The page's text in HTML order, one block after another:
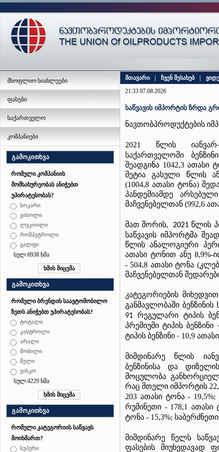
მსოფლიო სიახლეები
ფასები
საქართველო
კომპანიები
გამოკითხვა
რომელი კომპანიის
მომსახურეობას ანიჭებთ
უპირატესობას?
სოკარი
ვისოლი
ლუკოილი
რომპეტროლი
გალფი
სულ:6938 ხმა
გამოკითხვა
რომელი ბრენდის საავტომობილო
ზეთს ანიჭებთ უპირატესობას?
ტოტალი
კასტროლი
არალი
მობილი
შელი
ვისკო
სულ:4229 ხმა
გამოკითხვა
რომელი კატეგორიის საწვავს
მოიხმართ?
სუპერი
მთავარი ჩვენ შესახებ
21:33 07.08.2026
საწვავის იმპორტის ზრდა
ნავთობპროდუქტების
2021 წლის იანვარ-
საქართველოში
შეადგინა 1042,3 ათასი
მეტია გასული წლის
(1004,8 ათასი ტონა)
პანდემიამდე
მაჩვენებელთან (992,6
მათ შორის, 2021 წლის
საწვავის იმპორტმა
წლის ანალოგიური
ათასი ტონით ანუ 8,9%-
- 504,8 ათასი ტონა
მაჩვენებელთან
კატეგორიების მიხედვით
განმავლობაში ბენზინის
91რეგულარი ტიპის
პრემიუმი ტიპის ბენზინი
ტიპის ბენზინი - 10,9
მიმდინარე წლის
ბენზინისა და
მოცულობა
რაც მთელი იმპორტის
203 ათასი ტონა - 19,5%;
რუმინეთი - 178,1 ათასი
ტონა - 15,3%;
მიმდინარე წელს
ფასების მიუხედავად